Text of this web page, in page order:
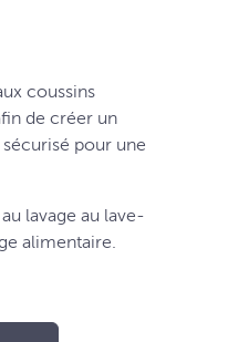
coussins
de créer un
pour une
lavage au lave-
alimentaire.